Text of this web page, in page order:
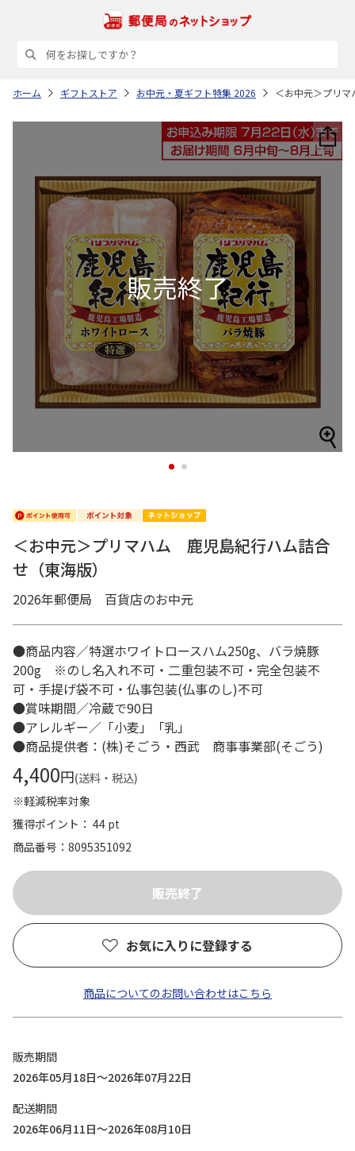
ホーム ギフトストア お中元・夏ギフト特集 2026 ＜お中元＞プリ
1 2
＜お中元＞プリマハム 鹿児島紀行ハム詰合
せ（東海版）
2026年郵便局 百貨店のお中元
●商品内容／特選ホワイトロースハム250g、バラ焼豚
200g ※のし名入れ不可・二重包装不可・完全包装不
可・手提げ袋不可・仏事包装(仏事のし)不可
●賞味期間／冷蔵で90日
●アレルギー／「小麦」「乳」
●商品提供者：(株)そごう・西武 商事事業部(そごう)
4,400円(送料・税込)
※軽減税率対象
獲得ポイント： 44 pt
商品番号
8095351092
お気に入りに登録する
商品についてのお問い合わせはこちら
販売期間
2026年05月18日～2026年07月22日
配送期間
2026年06月11日～2026年08月10日